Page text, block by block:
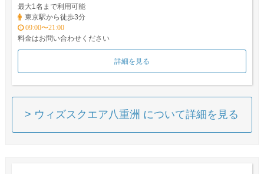
最大1名まで利用可能
東京駅から徒歩3分
09:00〜21:00
料金はお問い合わせください
詳細を見る
> ウィズスクエア八重洲 について詳細を見る